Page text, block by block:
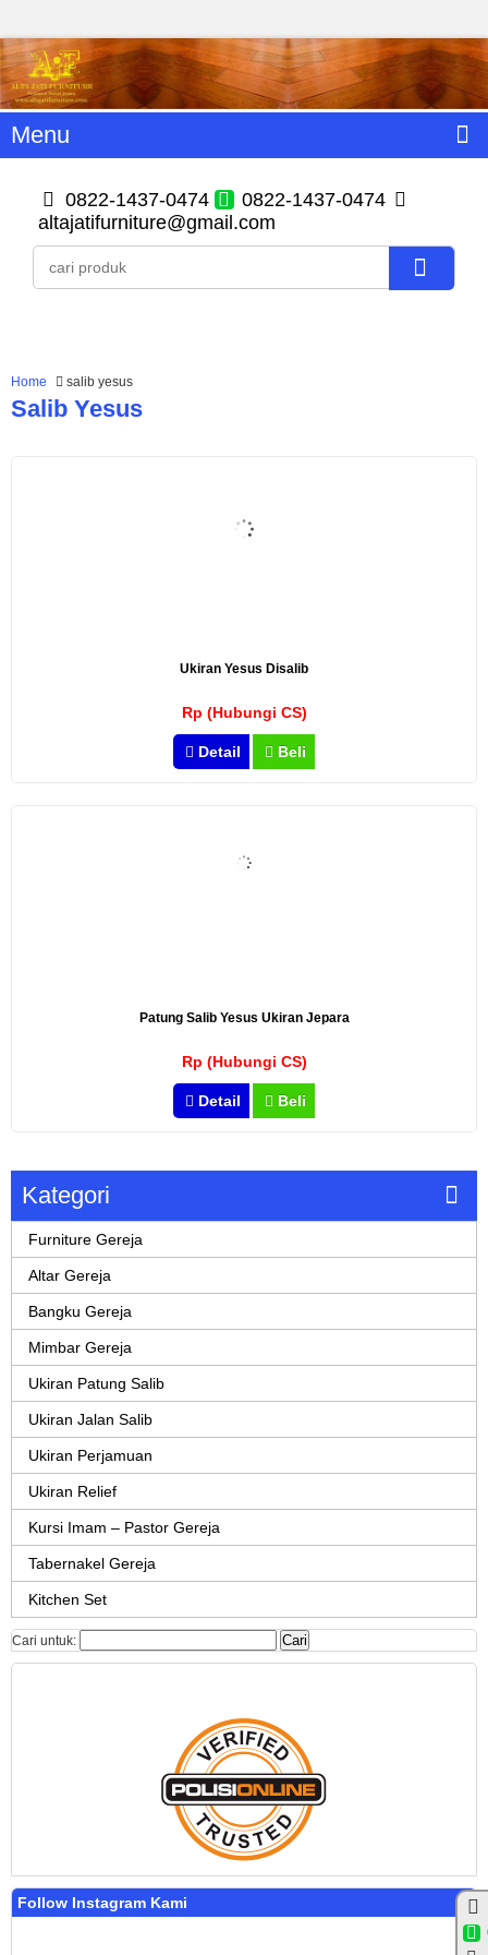
Menu
0822-1437-0474
0822-1437-0474
altajatifurniture@gmail.com
Home salib yesus
Salib Yesus
Ukiran Yesus Disalib
Rp (Hubungi CS)
Detail Beli
Patung Salib Yesus Ukiran Jepara
Rp (Hubungi CS)
Detail Beli
Kategori
Furniture Gereja
Altar Gereja
Bangku Gereja
Mimbar Gereja
Ukiran Patung Salib
Ukiran Jalan Salib
Ukiran Perjamuan
Ukiran Relief
Kursi Imam – Pastor Gereja
Tabernakel Gereja
Kitchen Set
Cari untuk:
Follow Instagram Kami